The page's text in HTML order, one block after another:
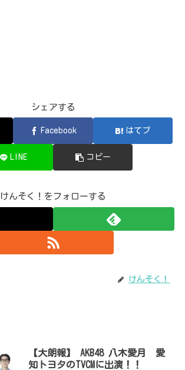
シェアする
Facebook はてブ
LINE コピー
けんそく！をフォローする
けんそく！
【大朗報】 AKB48 八木愛月 愛
知トヨタのTVCMに出演！！